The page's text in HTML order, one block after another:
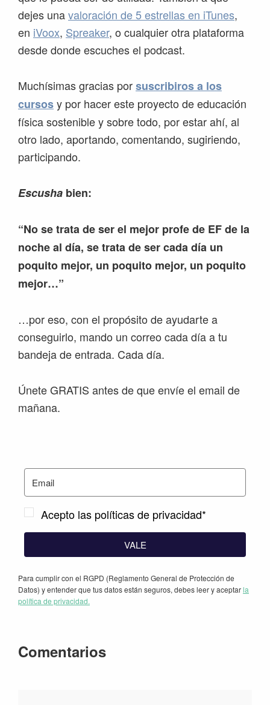
dejes unavaloración de 5 estrellas en iTunes,
en iVoox, Spreaker, o cualquier otra plataforma
desde donde escuches el podcast.
Muchísimas gracias porsuscribiros a los
cursosy por hacer este proyecto de educación
física sostenible y sobre todo, por estar ahí, al
otro lado, aportando, comentando, sugiriendo,
participando.
Escusha bien:
“No se trata de ser el mejor profe de EF de la
noche al día, se trata de ser cada día un
poquito mejor, un poquito mejor, un poquito
mejor…”
…por eso, con el propósito de ayudarte a
conseguirlo, mando un correo cada día a tu
bandeja de entrada. Cada día.
Únete GRATIS antes de que envíe el email de
mañana.
Acepto las políticas de privacidad*
VALE
Para cumplir con el RGPD (Reglamento General de Protección de
Datos) y entender que tus datos están seguros, debes leer y aceptarla
política de privacidad.
Interacciones
Comentarios